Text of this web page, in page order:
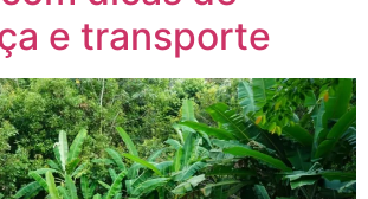
e transporte